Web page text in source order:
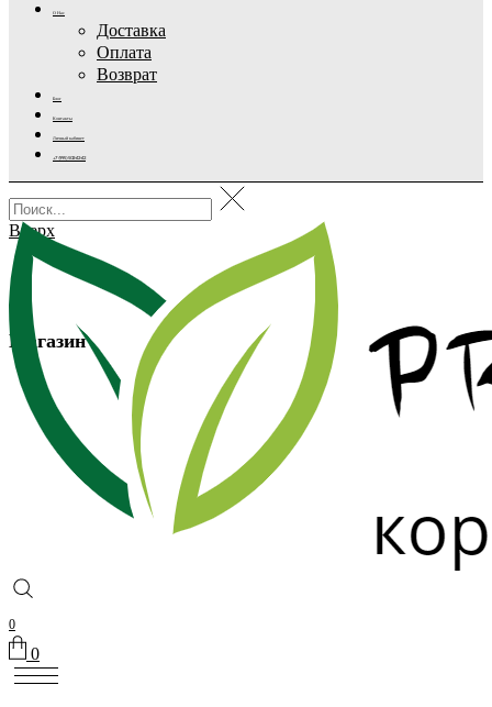
О Нас
Доставка
Оплата
Возврат
Блог
Контакты
Личный кабинет
+7 (995) 502-42-42
0
0
Вверх
Магазин